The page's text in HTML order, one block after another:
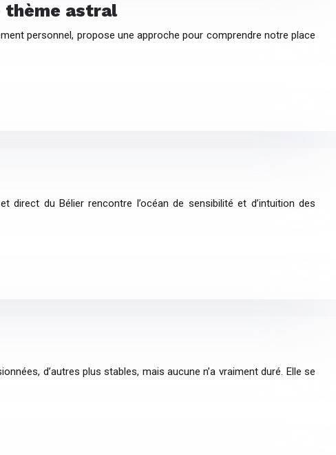
thème astral
personnel, propose une approche pour comprendre notre place
du Bélier rencontre l’océan de sensibilité et d’intuition des
d’autres plus stables, mais aucune n’a vraiment duré. Elle se